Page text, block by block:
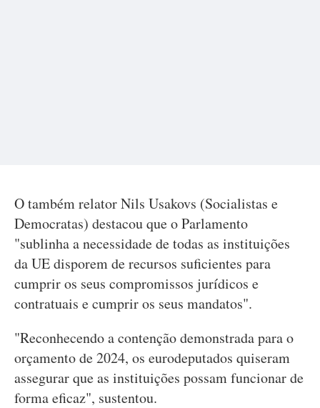
O também relator Nils Usakovs (Socialistas e
Democratas) destacou que o Parlamento
"sublinha a necessidade de todas as instituições
da UE disporem de recursos suficientes para
cumprir os seus compromissos jurídicos e
contratuais e cumprir os seus mandatos".
"Reconhecendo a contenção demonstrada para o
orçamento de 2024, os eurodeputados quiseram
assegurar que as instituições possam funcionar de
forma eficaz", sustentou.